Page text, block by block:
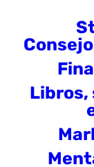
Libros,